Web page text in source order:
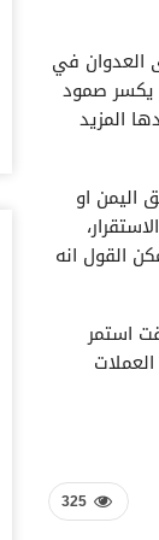
العدوان في
يكسر صمود
المزيد
اليمن او
القول انه
استمر
الردع،
325